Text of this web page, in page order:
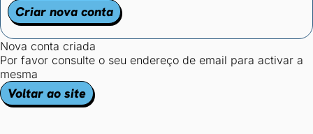
Criar nova conta
Nova conta criada
Por favor consulte o seu endereço de email para activar a
mesma
Voltar ao site